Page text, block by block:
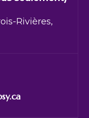
Rivières,